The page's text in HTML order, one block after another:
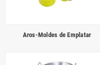
Aros-Moldes de Emplatar